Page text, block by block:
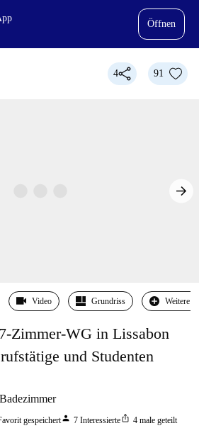
Öffnen
4 91
Video Grundriss Weitere
Zimmer-WG in Lissabon
und Studenten
Badezimmer
gespeichertperson 7 Interessierteios_share 4 male geteilt